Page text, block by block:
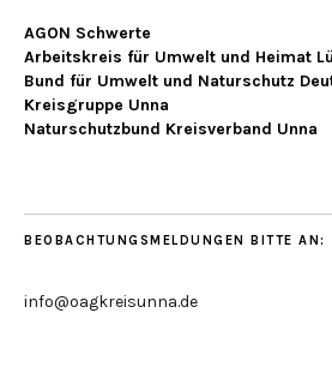
AGON Schwerte
Arbeitskreis für Umwelt und Heimat
Bund für Umwelt und Naturschutz
Kreisgruppe Unna
Naturschutzbund Kreisverband Unna
BEOBACHTUNGSMELDUNGEN BITTE AN:
info@oagkreisunna.de